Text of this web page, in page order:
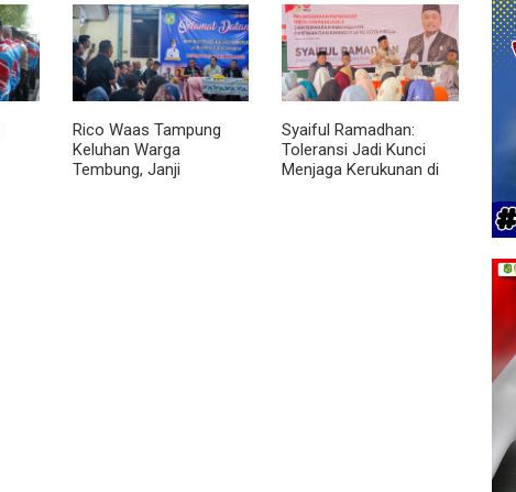
Rico Waas Tampung
Keluhan Warga
Tembung, Janji
Syaiful Ramadhan:
Toleransi Jadi Kunci
Menjaga Kerukunan di